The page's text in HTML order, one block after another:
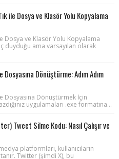
ile Dosya ve Klasör Yolu Kopyalama
Dosya ve Klasör Yolu Kopyalama
duyduğu ama varsayılan olarak
Dosyasına Dönüştürme: Adım Adım
Dosyasına Dönüştürmek İçin
uygulamaları .exe formatına...
Tweet Silme Kodu: Nasıl Çalışır ve
platformları, kullanıcıların
Twitter (şimdi X), bu